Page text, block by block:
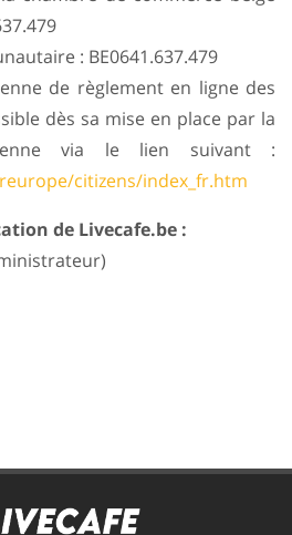
: BE0641.637.479
de règlement en ligne des
dès sa mise en place par la
via le lien suivant :
citizens/index_fr.htm
de Livecafe.be :